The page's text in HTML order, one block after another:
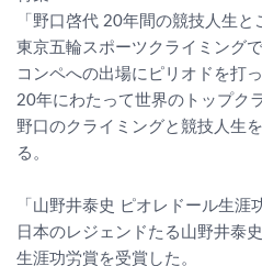
「野口啓代 20年間の競技人生と
東京五輪スポーツクライミング
コンペへの出場にピリオドを打
20年にわたって世界のトップク
野口のクライミングと競技人生
る。
「山野井泰史 ピオレドール生涯
日本のレジェンドたる山野井泰
生涯功労賞を受賞した。